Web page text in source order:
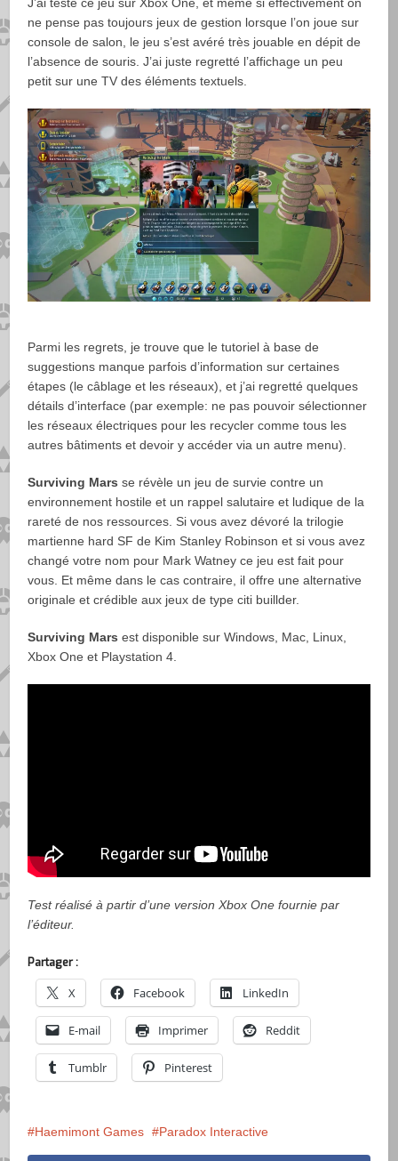
J’ai testé ce jeu sur Xbox One, et même si effectivement on
ne pense pas toujours jeux de gestion lorsque l’on joue sur
console de salon, le jeu s’est avéré très jouable en dépit de
l’absence de souris. J’ai juste regretté l’affichage un peu
petit sur une TV des éléments textuels.
Parmi les regrets, je trouve que le tutoriel à base de
suggestions manque parfois d’information sur certaines
étapes (le câblage et les réseaux), et j’ai regretté quelques
détails d’interface (par exemple: ne pas pouvoir sélectionner
les réseaux électriques pour les recycler comme tous les
autres bâtiments et devoir y accéder via un autre menu).
Surviving Mars se révèle un jeu de survie contre un
environnement hostile et un rappel salutaire et ludique de la
rareté de nos ressources. Si vous avez dévoré la trilogie
martienne hard SF de Kim Stanley Robinson et si vous avez
changé votre nom pour Mark Watney ce jeu est fait pour
vous. Et même dans le cas contraire, il offre une alternative
originale et crédible aux jeux de type citi buillder.
Surviving Marsest disponible sur Windows, Mac, Linux,
Xbox One et Playstation 4.
Test réalisé à partir d’une version Xbox One fournie par
l’éditeur.
Partager :
X Facebook LinkedIn
E-mail Imprimer Reddit
Tumblr Pinterest
Haemimont Games Paradox Interactive